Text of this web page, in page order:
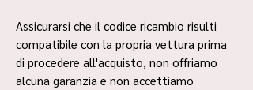
Assicurarsi che il codice ricambio risulti
compatibile con la propria vettura prima
di procedere all'acquisto, non offriamo
alcuna garanzia e non accettiamo